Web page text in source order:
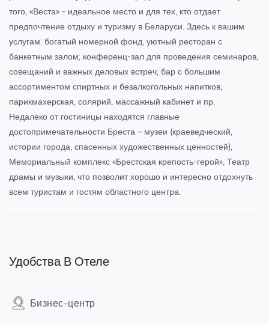
того, «Веста» - идеальное место и для тех, кто отдает
предпочтение отдыху и туризму в Беларуси. Здесь к вашим
услугам: богатый номерной фонд; уютный ресторан с
банкетным залом; конференц-зал для проведения семинаров,
совещаний и важных деловых встреч; бар с большим
ассортиментом спиртных и безалкогольных напитков;
парикмахерская, солярий, массажный кабинет и пр.
Недалеко от гостиницы находятся главные
достопримечательности Бреста – музеи (краеведческий,
истории города, спасенных художественных ценностей),
Мемориальный комплекс «Брестская крепость-герой», Театр
драмы и музыки, что позволит хорошо и интересно отдохнуть
всем туристам и гостям областного центра.
Удобства В Отеле
Бизнес-центр